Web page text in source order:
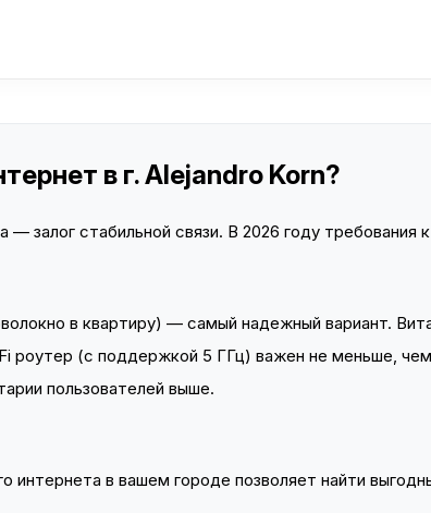
в г. Alejandro Korn?
залог стабильной связи. В 2026 году требования
в квартиру) — самый надежный вариант.
роутер (с поддержкой 5 ГГц) важен не меньше,
пользователей выше.
в вашем городе позволяет найти